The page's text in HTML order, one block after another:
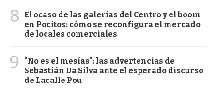
8
El ocaso de las galerías del Centro y el boom
en Pocitos: cómo se reconfigura el mercado
de locales comerciales
9
"No es el mesías": las advertencias de
Sebastián Da Silva ante el esperado discurso
de Lacalle Pou